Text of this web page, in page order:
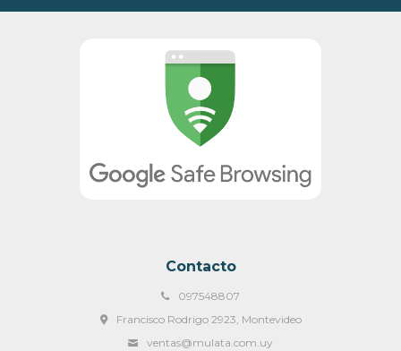
Contacto
097548807
Francisco Rodrigo 2923, Montevideo
ventas@mulata.com.uy